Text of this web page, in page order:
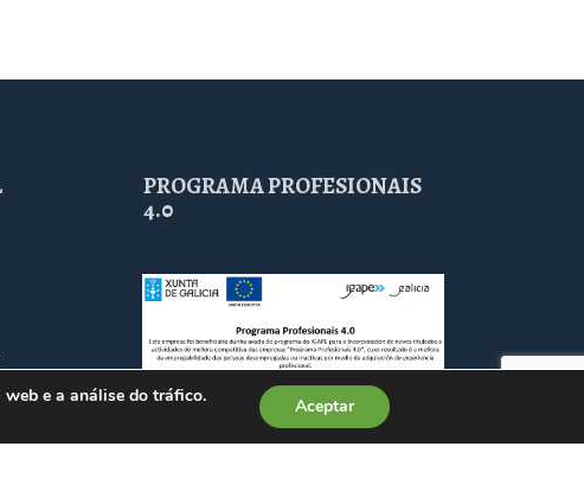
PROGRAMA PROFESIONAIS
4.0
e a análise do tráfico.
Aceptar